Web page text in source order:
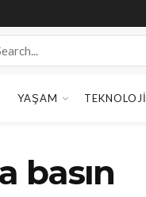
YAŞAM TEKNOLOJI
basın